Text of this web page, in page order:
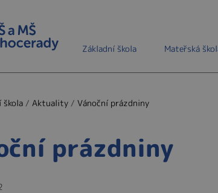
Základní škola Mateřská
škola / Aktuality / Vánoční prázdniny
prázdniny